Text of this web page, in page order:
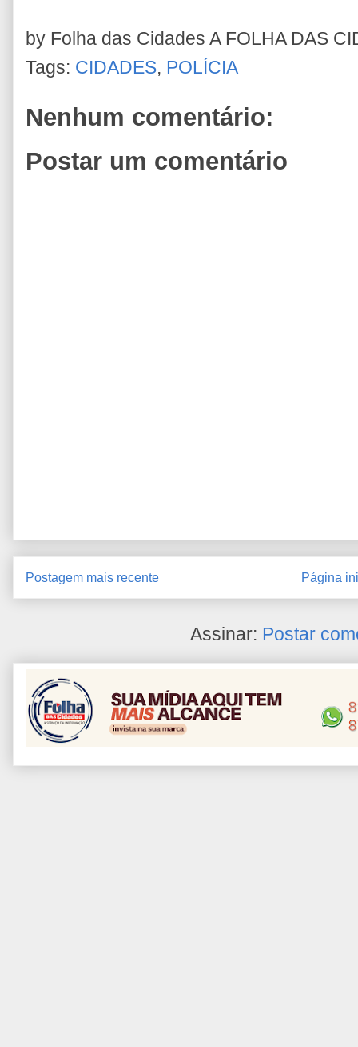
by Folha das Cidades A FOLHA DAS
Tags: CIDADES, POLÍCIA
Nenhum comentário:
Postar um comentário
Postagem mais recente Página
Assinar: Postar